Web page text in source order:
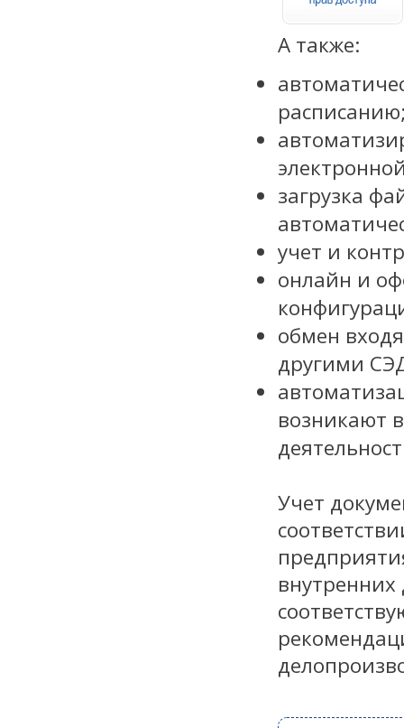
А также:
загрузка
учет и
онлайн и
обмен
другими
возникают
Учет